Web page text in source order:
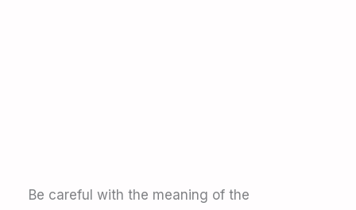
Be careful with the meaning of the